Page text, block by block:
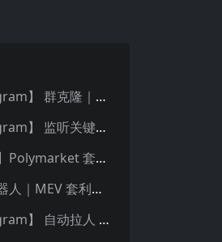
【Telegram】 群克隆｜群复制Bot
【Telegram】 监听关键词｜TG抓需求 ｜ 实时监测频道
【源码】Polymarket 套利机器人 (15分钟高频交易) — 稳定运行版｜更新5种策略
夹子机器人｜MEV 套利机器人 ｜ 三明治机器人 ｜ 抢跑机器人 ｜ 绿色安全版源码 ｜ 多语言版本 Python 、JS、Rust | 多链
【Telegram】 自动拉人 ｜ 自动强拉机器人 ｜电报群拉人Bot🤖️